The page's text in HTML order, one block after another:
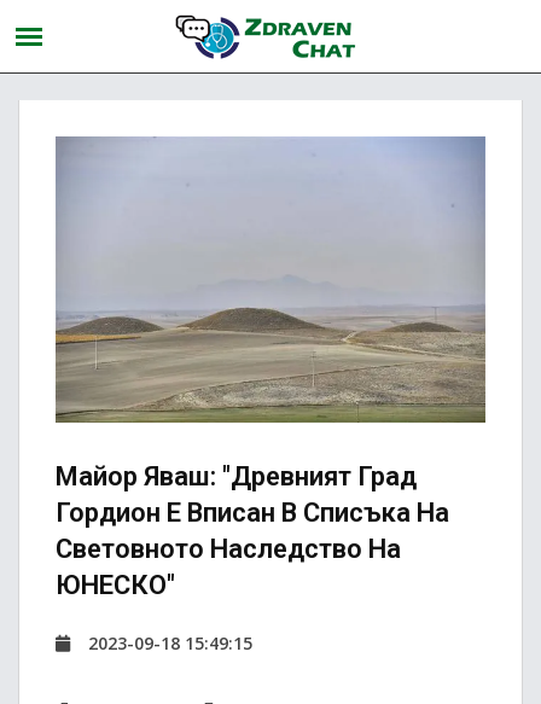
Майор Яваш: "Древният Град
Гордион Е Вписан В Списъка На
Световното Наследство На
ЮНЕСКО"
2023-09-18 15:49:15